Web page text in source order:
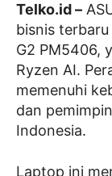
Telko.id –
bisnis
G2 PM5406,
Ryzen AI.
memenuhi
dan
Indonesia.
Laptop ini